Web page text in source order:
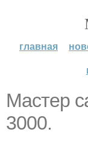
главная
Мастер
3000.